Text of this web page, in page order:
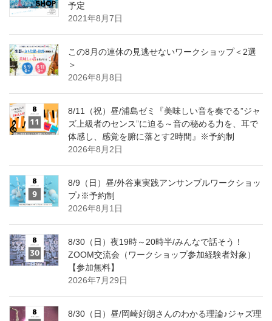
予定
2021年8月7日
この8月の連休の見逃せないワークショップ＜2選
＞
2026年8月8日
8/11（祝）昼/浦島ゼミ『美味しい音を奏でる”ジャ
ズ上級者のセンス”に迫る～音の秘める力を、耳で
体感し、感覚を腑に落とす2時間』※予約制
2026年8月2日
8/9（日）昼/外谷東実践アンサンブルワークショッ
プ♪※予約制
2026年8月1日
8/30（日）夜19時～20時半/みんなで話そう！
ZOOM交流会（ワークショップ参加経験者対象）
【参加無料】
2026年7月29日
8/30（日）昼/岡崎好朗さんのわかる理論♪ジャズ理